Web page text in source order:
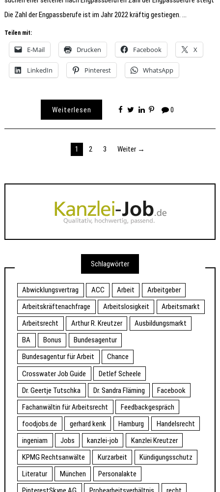
Die Zahl der Engpassberufe ist im Jahr 2022 kräftig gestiegen. …
Teilen mit:
E-Mail Drucken Facebook X
LinkedIn Pinterest WhatsApp
Weiterlesen 0
Seitennummerierung
Beiträge
1 2 3 Weiter →
Schlagwörter
Abwicklungsvertrag ACC Arbeit
Arbeitgeber
Arbeitskräftenachfrage
Arbeitslosigkeit
Arbeitsmarkt
Arbeitsrecht
Arthur R. Kreutzer
Ausbildungsmarkt
BA
Bonus
Bundesagentur
Bundesagentur für Arbeit
Chance
Crosswater Job Guide
Detlef Scheele
Dr. Geertje Tutschka
Dr. Sandra Fläming
Facebook
Fachanwältin für Arbeitsrecht
Feedbackgespräch
foodjobs.de
gerhard kenk Hamburg
Handelsrecht
ingeniam
Jobs kanzlei-job
Kanzlei Kreutzer
KPMG Rechtsanwälte
Kurzarbeit
Kündigungsschutz
Literatur
München
Personalakte